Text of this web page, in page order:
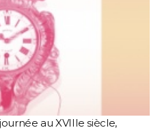
au XVIIIe siècle,